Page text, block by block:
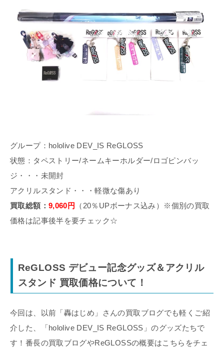
グループ：hololive DEV_IS ReGLOSS
状態：タペストリー/ネームキーホルダー/ロゴピンバッ
ジ・・・未開封
アクリルスタンド・・・軽微な傷あり
買取総額： 9,060円
（20％UPボーナス込み）※個別の買取
価格は記事後半を要チェック☆
ReGLOSS デビュー記念グッズ＆アクリル
スタンド 買取価格について！
今回は、以前「轟はじめ」さんの買取ブログでも軽くご紹
介した、「hololive DEV_IS ReGLOSS」のグッズたちで
す！番長の買取ブログやReGLOSSの概要はこちらをチェ